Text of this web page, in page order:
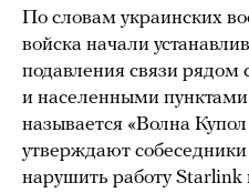
По словам украинских
войска начали
подавления связи
и населенными
называется «Волна
утверждают собеседники
нарушить работу